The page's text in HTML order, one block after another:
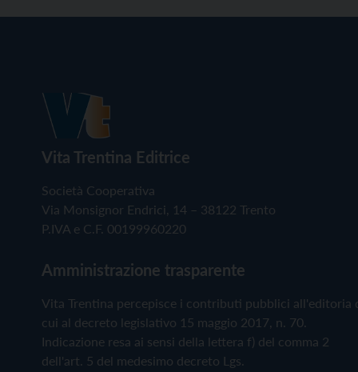
Vita Trentina Editrice
Società Cooperativa
Via Monsignor Endrici, 14 – 38122 Trento
P.IVA e C.F. 00199960220
Amministrazione trasparente
Vita Trentina percepisce i contributi pubblici all'editoria
cui al decreto legislativo 15 maggio 2017, n. 70.
Indicazione resa ai sensi della lettera f) del comma 2
dell'art. 5 del medesimo decreto Lgs.